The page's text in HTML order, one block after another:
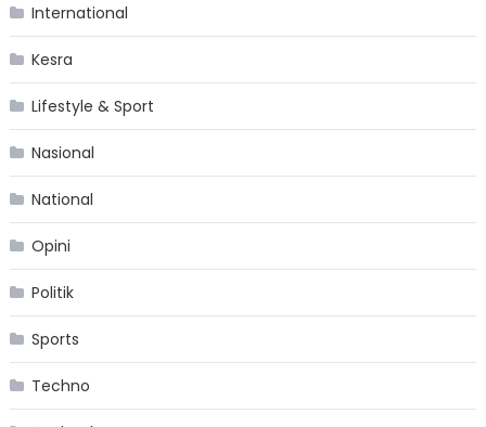
International
Kesra
Lifestyle & Sport
Nasional
National
Opini
Politik
Sports
Techno